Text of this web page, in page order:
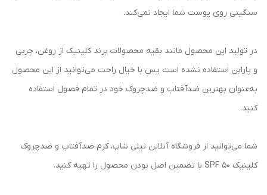
سنگینی روی پوست شما ایجاد نمی‌کند.
در تولید این محصول مانند بقیه محصولات برند کلینیک از روغن، چربی
و پارابن استفاده نشده است پس با خیال راحت می‌توانید از این محصول
به‌عنوان بهترین ضدآفتاب و ضدچروک خود در تمام فصول استفاده
کنید.
شما می‌توانید از فروشگاه آنلاین نیلی شاپ، کرم ضدآفتاب و ضدچروک
کلینیک SPF 50 با تضمین اصل بودن محصول را تهیه کنید.